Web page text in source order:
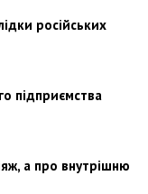
російських
підприємства
а про внутрішню